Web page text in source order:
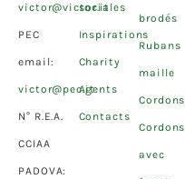
victor@victor.it
PEC
email:
victor@pec.it
N° R.E.A.
CCIAA
PADOVA:
sociales
Inspirations
Charity
Agents
Contacts
brodés
Rubans
maille
Cordons
Cordons
avec